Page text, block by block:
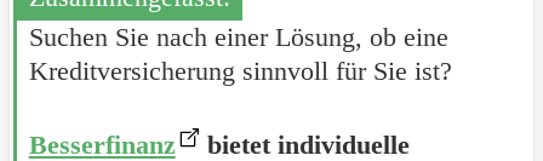
Suchen Sie nach einer Lösung, ob eine
Kreditversicherung sinnvoll für Sie ist?
Besserfinanz
bietet individuelle